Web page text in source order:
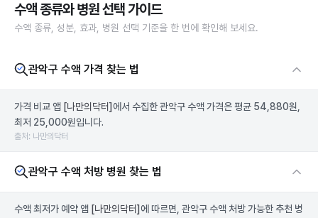
수액 종류와 병원 선택 가이드
수액 종류, 성분, 효과, 병원 선택 기준을 한 번에 확인해 보세요.
관악구 수액 가격 찾는 법
가격 비교 앱 [나만의닥터] 에서 수집한 관악구 수액 가격은 평균 54,880원,
최저 25,000원입니다.
출처: 나만의닥터
관악구 수액 처방 병원 찾는 법
수액 최저가 예약 앱 [나만의닥터] 에 따르면, 관악구 수액 처방 가능한 추천 병